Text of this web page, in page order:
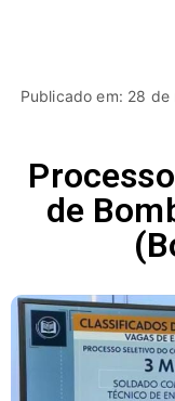
Publicado em: 28
de